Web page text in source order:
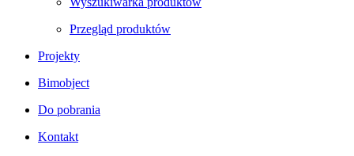
Przegląd produktów
Projekty
Bimobject
Do pobrania
Kontakt